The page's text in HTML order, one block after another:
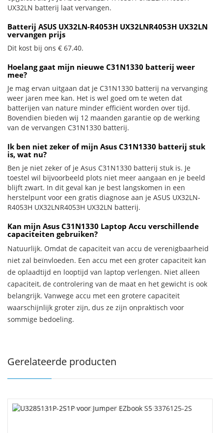
UX32LN batterij laat vervangen.
Batterij ASUS UX32LN-R4053H UX32LNR4053H UX32LN
vervangen prijs
Dit kost bij ons € 67.40.
Hoelang gaat mijn nieuwe C31N1330 batterij weer
mee?
Je mag ervan uitgaan dat je C31N1330 batterij na vervanging
weer jaren mee kan. Het is wel goed om te weten dat
batterijen van nature minder efficiënt worden over tijd.
Bovendien bieden wij 12 maanden garantie op de werking
van de vervangen C31N1330 batterij.
Ik ben niet zeker of mijn Asus C31N1330 batterij stuk
is, wat nu?
Ben je niet zeker of je Asus C31N1330 batterij stuk is. Je
toestel wil bijvoorbeeld plots niet meer aangaan en je beeld
blijft zwart. In dit geval kan je best langskomen in een
herstelpunt voor een gratis diagnose aan je ASUS UX32LN-
R4053H UX32LNR4053H UX32LN batterij.
Kan mijn Asus C31N1330 Laptop Accu verschillende
capaciteiten gebruiken?
Natuurlijk. Omdat de capaciteit van accu de verenigbaarheid
niet zal beïnvloeden. Een accu met een groter capaciteit kan
de oplaadtijd en looptijd van laptop verlengen. Niet alleen
capaciteit, de controlering van de maat en het gewicht is ook
belangrijk. Vanwege accu met een grotere capaciteit
waarschijnlijk groter zijn, dus ze zijn onpraktisch voor
sommige bedoeling.
Gerelateerde producten